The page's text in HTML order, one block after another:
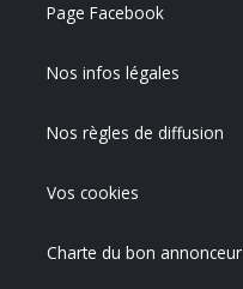
Page Facebook
Nos infos légales
Nos règles de diffusion
Vos cookies
Charte du bon annonceur